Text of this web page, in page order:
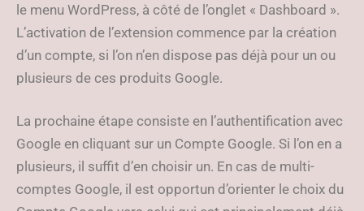
le menu WordPress, à côté de l’onglet « Dashboard ».
L’activation de l’extension commence par la création
d’un compte, si l’on n’en dispose pas déjà pour un ou
plusieurs de ces produits Google.
La prochaine étape consiste en l’authentification avec
Google en cliquant sur un Compte Google. Si l’on en a
plusieurs, il suffit d’en choisir un. En cas de multi-
comptes Google, il est opportun d’orienter le choix du